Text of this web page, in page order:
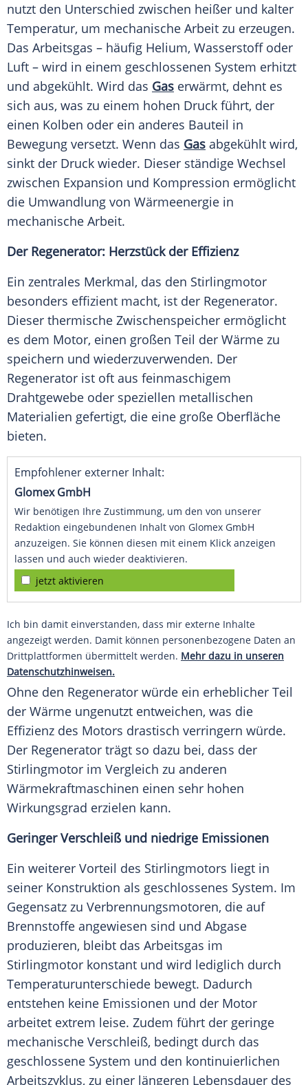
nutzt den Unterschied zwischen heißer und kalter
Temperatur, um mechanische Arbeit zu erzeugen.
Das Arbeitsgas – häufig Helium, Wasserstoff oder
Luft – wird in einem geschlossenen System erhitzt
und abgekühlt. Wird das Gas erwärmt, dehnt es
sich aus, was zu einem hohen Druck führt, der
einen Kolben oder ein anderes Bauteil in
Bewegung versetzt. Wenn das Gas abgekühlt wird,
sinkt der Druck wieder. Dieser ständige Wechsel
zwischen Expansion und Kompression ermöglicht
die Umwandlung von Wärmeenergie in
mechanische Arbeit.
Der Regenerator: Herzstück der Effizienz
Ein zentrales Merkmal, das den Stirlingmotor
besonders effizient macht, ist der Regenerator.
Dieser thermische Zwischenspeicher ermöglicht
es dem Motor, einen großen Teil der Wärme zu
speichern und wiederzuverwenden. Der
Regenerator ist oft aus feinmaschigem
Drahtgewebe oder speziellen metallischen
Materialien gefertigt, die eine große Oberfläche
bieten.
Empfohlener externer Inhalt:
Glomex GmbH
Wir benötigen Ihre Zustimmung, um den von unserer
Redaktion eingebundenen Inhalt von Glomex GmbH
anzuzeigen. Sie können diesen mit einem Klick anzeigen
lassen und auch wieder deaktivieren.
jetzt aktivieren
Ich bin damit einverstanden, dass mir externe Inhalte
angezeigt werden. Damit können personenbezogene Daten an
Drittplattformen übermittelt werden. Mehr dazu in unseren
Datenschutzhinweisen.
Ohne den Regenerator würde ein erheblicher Teil
der Wärme ungenutzt entweichen, was die
Effizienz des Motors drastisch verringern würde.
Der Regenerator trägt so dazu bei, dass der
Stirlingmotor im Vergleich zu anderen
Wärmekraftmaschinen einen sehr hohen
Wirkungsgrad erzielen kann.
Geringer Verschleiß und niedrige Emissionen
Ein weiterer Vorteil des Stirlingmotors liegt in
seiner Konstruktion als geschlossenes System. Im
Gegensatz zu Verbrennungsmotoren, die auf
Brennstoffe angewiesen sind und Abgase
produzieren, bleibt das Arbeitsgas im
Stirlingmotor konstant und wird lediglich durch
Temperaturunterschiede bewegt. Dadurch
entstehen keine Emissionen und der Motor
arbeitet extrem leise. Zudem führt der geringe
mechanische Verschleiß, bedingt durch das
geschlossene System und den kontinuierlichen
Arbeitszyklus, zu einer längeren Lebensdauer des